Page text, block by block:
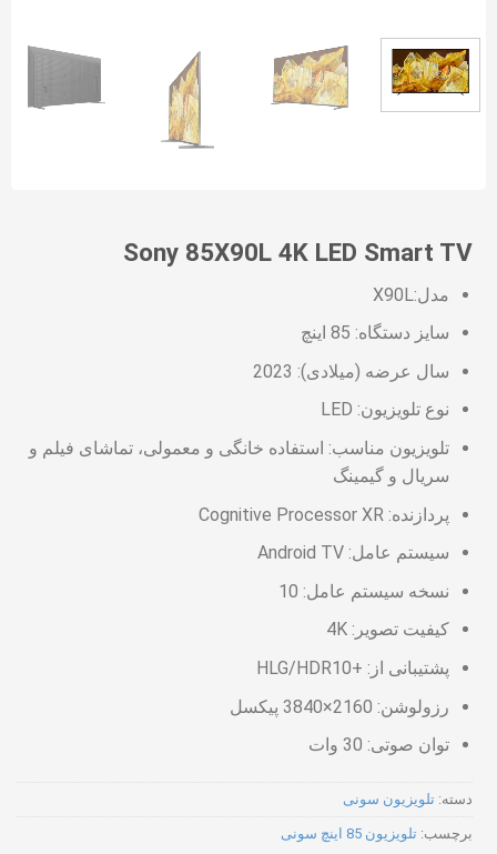
Sony 85X90L 4K LED Smart TV
مدل:X90L
سایز دستگاه: 85 اینچ
سال عرضه (میلادی): 2023
نوع تلویزیون: LED
تلویزیون مناسب: استفاده خانگی و معمولی، تماشای فیلم و
سریال و گیمینگ
پردازنده: Cognitive Processor XR
سیستم عامل: Android TV
نسخه سیستم عامل: 10
کیفیت تصویر: 4K
پشتیبانی از: +HLG/HDR10
رزولوشن: 2160×3840 پیکسل
توان صوتی: 30 وات
دسته: تلویزیون سونی
برچسب: تلویزیون 85 اینچ سونی